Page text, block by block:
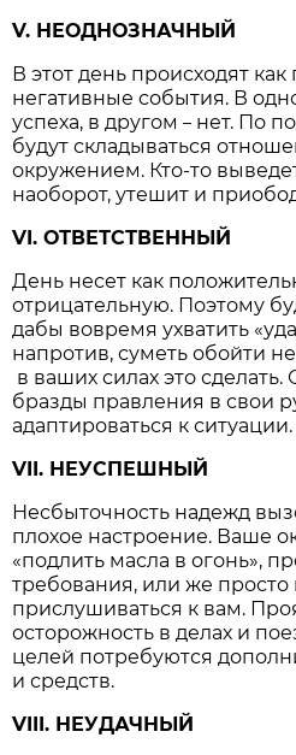
V. НЕОДНОЗНАЧНЫЙ
В этот день происходят
негативные события. В
успеха, в другом– нет. По
будут складываться
окружением. Кто-то
наоборот, утешит и
VI. ОТВЕТСТВЕННЫЙ
День несет как
отрицательную. Поэтому
дабы вовремя ухватить
напротив, суметь обойти
в ваших силах это сделать.
бразды правления в свои
адаптироваться к ситуации.
VII. НЕУСПЕШНЫЙ
Несбыточность надежд
плохое настроение. Ваше
«подлить масла в огонь»,
требования, или же просто
прислушиваться к вам.
осторожность в делах и
целей потребуются
и средств.
VIII. НЕУДАЧНЫЙ